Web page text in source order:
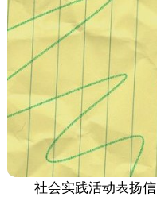
社会实践活动表扬信